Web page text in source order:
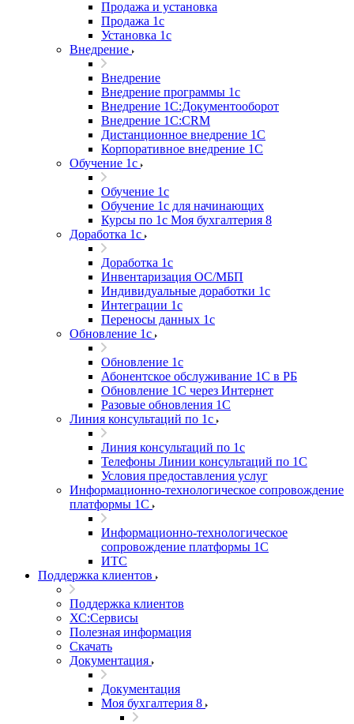
Продажа и установка
Продажа 1с
Установка 1с
Внедрение
Внедрение
Внедрение программы 1с
Внедрение 1С:Документооборот
Внедрение 1С:CRM
Дистанционное внедрение 1С
Корпоративное внедрение 1С
Обучение 1с
Обучение 1с
Обучение 1с для начинающих
Курсы по 1с Моя бухгалтерия 8
Доработка 1с
Доработка 1с
Инвентаризация ОС/МБП
Индивидуальные доработки 1с
Интеграции 1с
Переносы данных 1с
Обновление 1с
Обновление 1с
Абонентское обслуживание 1С в РБ
Обновление 1С через Интернет
Разовые обновления 1С
Линия консультаций по 1с
Линия консультаций по 1с
Телефоны Линии консультаций по 1С
Условия предоставления услуг
Информационно-технологическое сопровождение
платформы 1С
Информационно-технологическое
сопровождение платформы 1С
ИТС
Поддержка клиентов
Поддержка клиентов
ХС:Сервисы
Полезная информация
Скачать
Документация
Документация
Моя бухгалтерия 8